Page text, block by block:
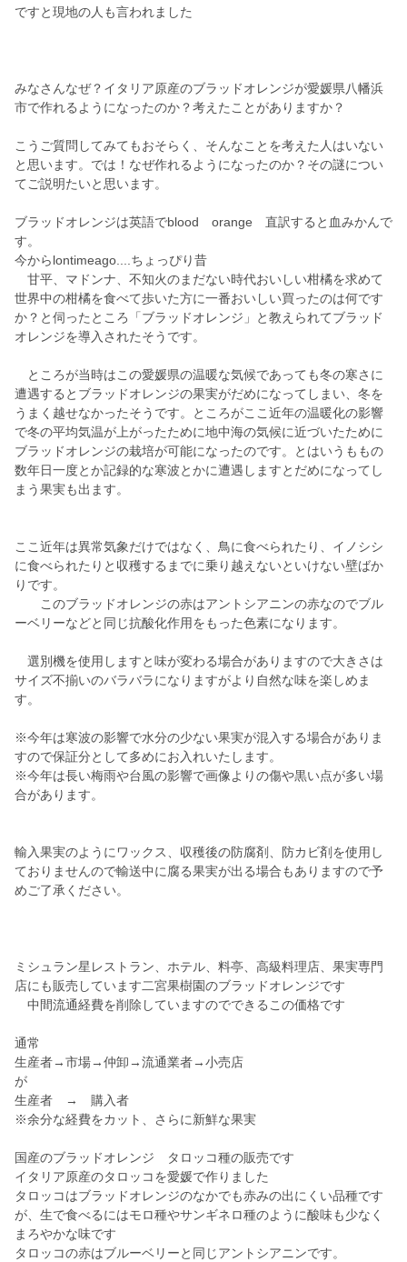
ですと現地の人も言われました
みなさんなぜ？イタリア原産のブラッドオレンジが愛媛県八幡浜
市で作れるようになったのか？考えたことがありますか？
こうご質問してみてもおそらく、そんなことを考えた人はいない
と思います。では！なぜ作れるようになったのか？その謎につい
てご説明たいと思います。
ブラッドオレンジは英語でblood orange 直訳すると血みかんで
す。
今からlontimeago....ちょっぴり昔
甘平、マドンナ、不知火のまだない時代おいしい柑橘を求めて
世界中の柑橘を食べて歩いた方に一番おいしい買ったのは何です
か？と伺ったところ「ブラッドオレンジ」と教えられてブラッド
オレンジを導入されたそうです。
ところが当時はこの愛媛県の温暖な気候であっても冬の寒さに
遭遇するとブラッドオレンジの果実がだめになってしまい、冬を
うまく越せなかったそうです。ところがここ近年の温暖化の影響
で冬の平均気温が上がったために地中海の気候に近づいたために
ブラッドオレンジの栽培が可能になったのです。とはいうももの
数年日一度とか記録的な寒波とかに遭遇しますとだめになってし
まう果実も出ます。
ここ近年は異常気象だけではなく、鳥に食べられたり、イノシシ
に食べられたりと収穫するまでに乗り越えないといけない壁ばか
りです。
このブラッドオレンジの赤はアントシアニンの赤なのでブル
ーベリーなどと同じ抗酸化作用をもった色素になります。
選別機を使用しますと味が変わる場合がありますので大きさは
サイズ不揃いのバラバラになりますがより自然な味を楽しめま
す。
※今年は寒波の影響で水分の少ない果実が混入する場合がありま
すので保証分として多めにお入れいたします。
※今年は長い梅雨や台風の影響で画像よりの傷や黒い点が多い場
合があります。
輸入果実のようにワックス、収穫後の防腐剤、防カビ剤を使用し
ておりませんので輸送中に腐る果実が出る場合もありますので予
めご了承ください。
ミシュラン星レストラン、ホテル、料亭、高級料理店、果実専門
店にも販売しています二宮果樹園のブラッドオレンジです
中間流通経費を削除していますのでできるこの価格です
通常
生産者→市場→仲卸→流通業者→小売店
が
生産者 → 購入者
※余分な経費をカット、さらに新鮮な果実
国産のブラッドオレンジ タロッコ種の販売です
イタリア原産のタロッコを愛媛で作りました
タロッコはブラッドオレンジのなかでも赤みの出にくい品種です
が、生で食べるにはモロ種やサンギネロ種のように酸味も少なく
まろやかな味です
タロッコの赤はブルーベリーと同じアントシアニンです。